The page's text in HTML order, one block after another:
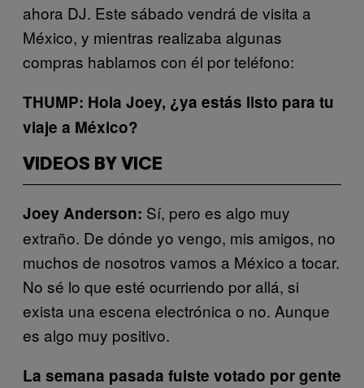
ahora DJ. Este sábado vendrá de visita a
México, y mientras realizaba algunas
compras hablamos con él por teléfono:
THUMP: Hola Joey, ¿ya estás listo para tu
viaje a México?
VIDEOS BY VICE
Joey Anderson: Sí, pero es algo muy
extraño. De dónde yo vengo, mis amigos, no
muchos de nosotros vamos a México a tocar.
No sé lo que esté ocurriendo por allá, si
exista una escena electrónica o no. Aunque
es algo muy positivo.
La semana pasada fuiste votado por gente